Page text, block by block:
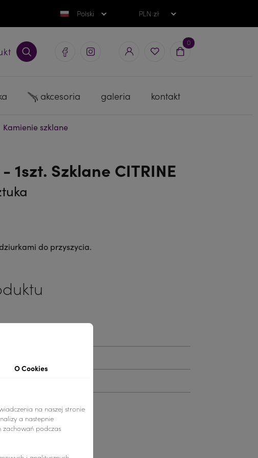
Polski PLN zł
0
akcesoria galeria kontakt
Kamienie szklane
1szt. Szklane CITRINE
do przyszycia.
O Cookies
na naszej stronie
a nastepnie
zachowań podczas